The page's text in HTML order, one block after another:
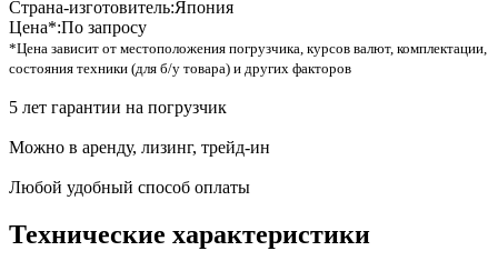
Страна-изготовитель:Япония
Цена*:По запросу
*Цена зависит от местоположения погрузчика, курсов валют, комплектации,
состояния техники (для б/у товара) и других факторов
5 лет гарантии на погрузчик
Можно в аренду, лизинг, трейд-ин
Любой удобный способ оплаты
Технические характеристики